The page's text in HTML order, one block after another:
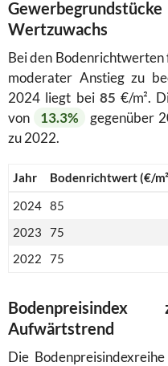
Wertzuwachs
Bei den
moderater Anstieg zu
2024 liegt bei 85 €/m².
von
13.3% gegenüber
zu 2022.
Jahr
Bodenrichtwert (€/
2024 85
2023
75
2022
75
Bodenpreisindex
Aufwärtstrend
Die